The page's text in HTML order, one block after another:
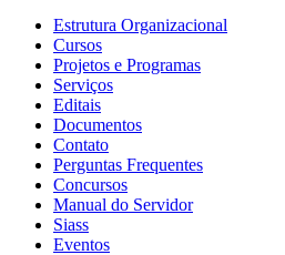
Estrutura Organizacional
Cursos
Projetos e Programas
Serviços
Editais
Documentos
Contato
Perguntas Frequentes
Concursos
Manual do Servidor
Siass
Eventos